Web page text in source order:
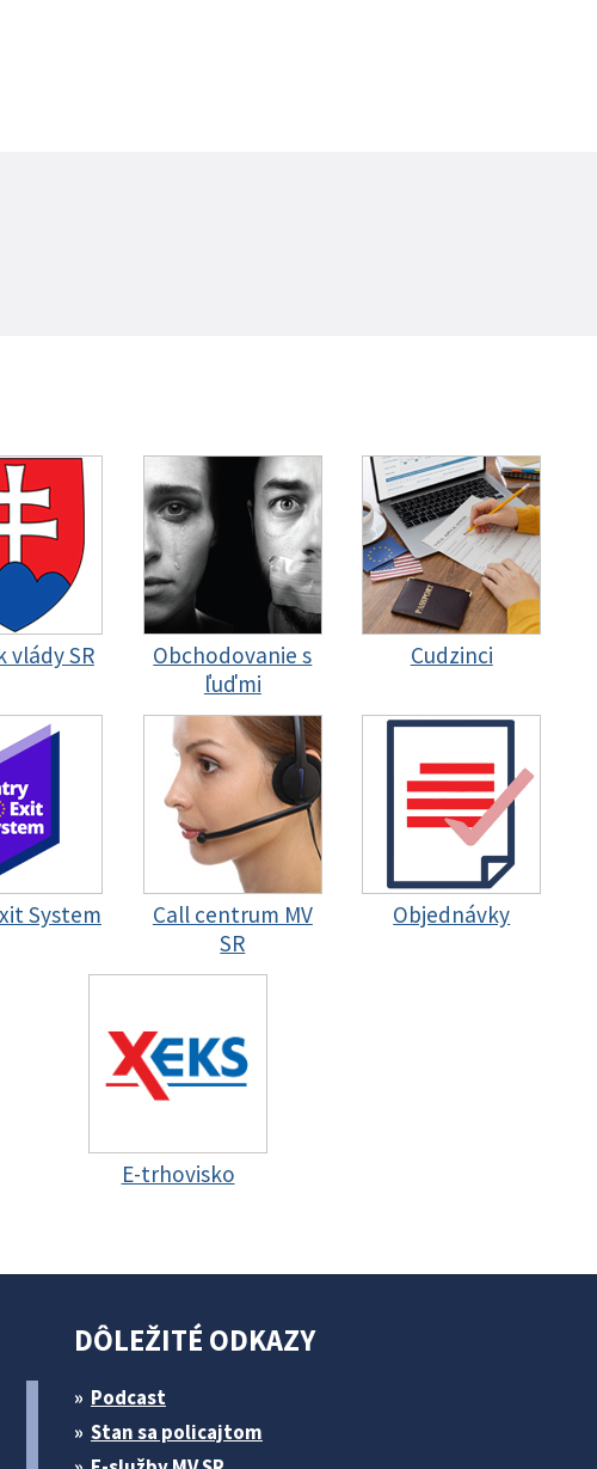
vlády SR
Obchodovanie s
ľuďmi
Cudzinci
System
Call centrum MV
SR
Objednávky
E-trhovisko
DÔLEŽITÉ ODKAZY
Podcast
Stan sa policajtom